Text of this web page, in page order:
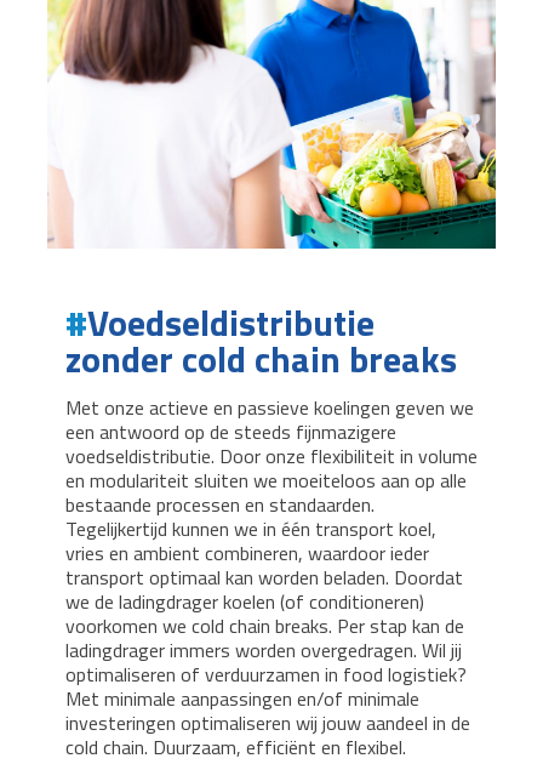
Voedseldistributie
zonder cold chain breaks
Met onze actieve en passieve koelingen geven we
een antwoord op de steeds fijnmazigere
voedseldistributie. Door onze flexibiliteit in volume
en modulariteit sluiten we moeiteloos aan op alle
bestaande processen en standaarden.
Tegelijkertijd kunnen we in één transport koel,
vries en ambient combineren, waardoor ieder
transport optimaal kan worden beladen. Doordat
we de ladingdrager koelen (of conditioneren)
voorkomen we cold chain breaks. Per stap kan de
ladingdrager immers worden overgedragen. Wil jij
optimaliseren of verduurzamen in food logistiek?
Met minimale aanpassingen en/of minimale
investeringen optimaliseren wij jouw aandeel in de
cold chain. Duurzaam, efficiënt en flexibel.